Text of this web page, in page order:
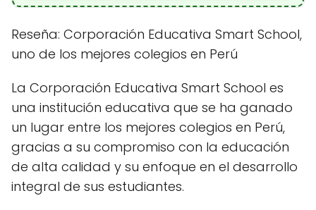
Reseña: Corporación Educativa Smart School,
uno de los mejores colegios en Perú
La Corporación Educativa Smart School es
una institución educativa que se ha ganado
un lugar entre los mejores colegios en Perú,
gracias a su compromiso con la educación
de alta calidad y su enfoque en el desarrollo
integral de sus estudiantes.